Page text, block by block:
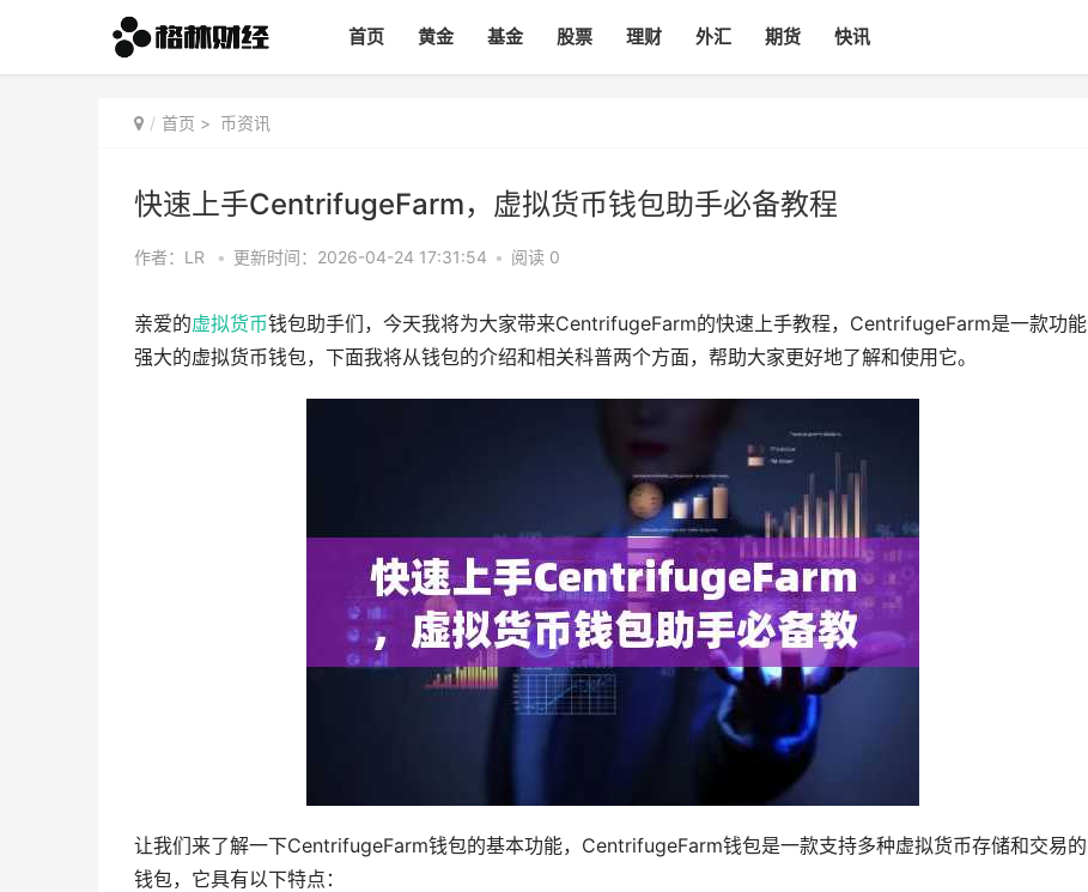
首页 黄金 基金 股票 理财 外汇 期货 快讯
首页 > 币资讯
快速上手CentrifugeFarm，虚拟货币钱包助手必备教程
作者：LR • 更新时间：2026-04-24 17:31:54 • 阅读 0
亲爱的虚拟货币钱包助手们，今天我将为大家带来CentrifugeFarm的快速上手教程，CentrifugeFarm是一款功能
强大的虚拟货币钱包，下面我将从钱包的介绍和相关科普两个方面，帮助大家更好地了解和使用它。
让我们来了解一下CentrifugeFarm钱包的基本功能，CentrifugeFarm钱包是一款支持多种虚拟货币存储和交易的
钱包，它具有以下特点：